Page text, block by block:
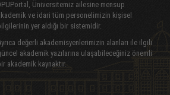
Üniversitemiz ailesine mensup
ve idari tüm personelimizin kişisel
yer aldığı bir sistemidir.
değerli akademisyenlerimizin alanları ile ilgili
akademik yazılarına ulaşabileceğiniz önemli
akademik kaynaktır.